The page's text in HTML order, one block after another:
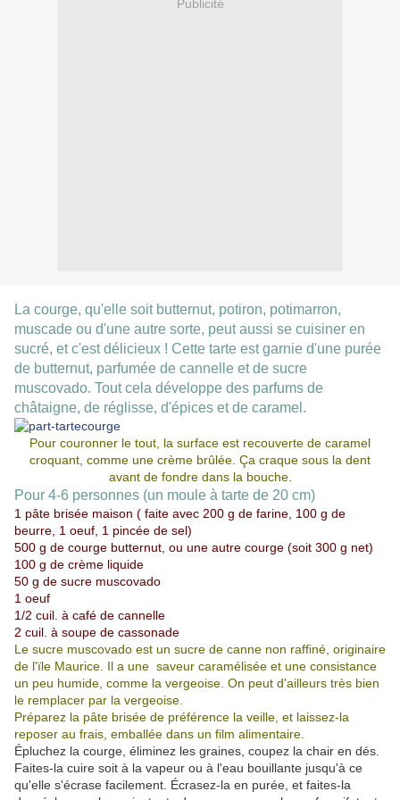
Publicité
La courge, qu'elle soit butternut, potiron, potimarron,
muscade ou d'une autre sorte, peut aussi se cuisiner en
sucré, et c'est délicieux ! Cette tarte est garnie d'une purée
de butternut, parfumée de cannelle et de sucre
muscovado. Tout cela développe des parfums de
châtaigne, de réglisse, d'épices et de caramel.
Pour couronner le tout, la surface est recouverte de caramel
croquant, comme une crème brûlée. Ça craque sous la dent
avant de fondre dans la bouche.
Pour 4-6 personnes (un moule à tarte de 20 cm)
1 pâte brisée maison ( faite avec 200 g de farine, 100 g de
beurre, 1 oeuf, 1 pincée de sel)
500 g de courge butternut, ou une autre courge (soit 300 g net)
100 g de crème liquide
50 g de sucre muscovado
1 oeuf
1/2 cuil. à café de cannelle
2 cuil. à soupe de cassonade
Le sucre muscovado est un sucre de canne non raffiné, originaire
de l'ïle Maurice. Il a une saveur caramélisée et une consistance
un peu humide, comme la vergeoise. On peut d'ailleurs très bien
le remplacer par la vergeoise.
Préparez la pâte brisée de préférence la veille, et laissez-la
reposer au frais, emballée dans un film alimentaire.
Épluchez la courge, éliminez les graines, coupez la chair en dés.
Faites-la cuire soit à la vapeur ou à l'eau bouillante jusqu'à ce
qu'elle s'écrase facilement. Écrasez-la en purée, et faites-la